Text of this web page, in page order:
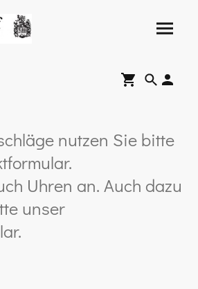
nutzen Sie bitte
Uhren an. Auch dazu
unser